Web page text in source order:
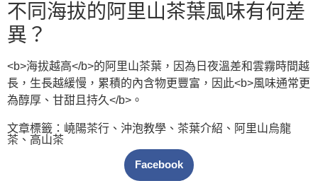
不同海拔的阿里山茶葉風味有何差
異？
<b>海拔越高</b>的阿里山茶葉，因為日夜溫差和雲霧時間越
長，生長越緩慢，累積的內含物更豐富，因此<b>風味通常更
為醇厚、甘甜且持久</b>。
文章標籤： 嶢陽茶行 、 沖泡教學 、 茶葉介紹 、 阿里山烏龍
茶 、 高山茶
Facebook